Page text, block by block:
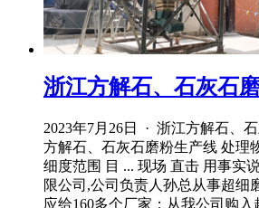
浙江方解石、石灰石
2023年7月26日 · 浙江方解石、
方解石、石灰石磨粉生产线 处理
细度范围 目 ... 现场 直击 用事实
限公司,公司负责人孙总从事超细
应给160多个厂家；从我公司购入